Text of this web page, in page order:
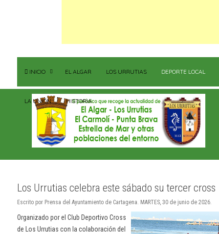
INICIO EL ALGAR LOS URRUTIAS DEPORTE LOCAL
LA UNIÓN HISTORIA
Los Urrutias celebra este sábado su tercer cross
Escrito por Prensa del Ayuntamiento de Cartagena. MARTES, 30 de junio de 2026.
Organizado por el Club Deportivo Cross
de Los Urrutias con la colaboración del